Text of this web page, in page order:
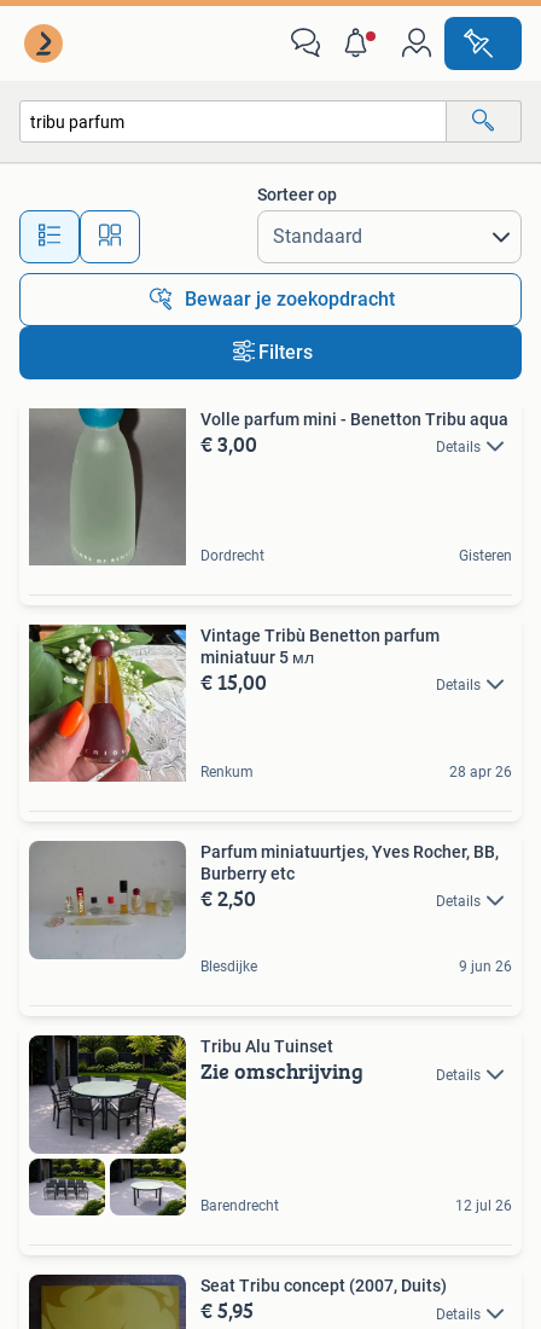
Alle afstanden…
Sorteer op
Bewaar je zoekopdracht
Filters
Volle parfum mini - Benetton Tribu aqua
€ 3,00 Details
Dordrecht Gisteren
Vintage Tribù Benetton parfum
miniatuur 5 мл
€ 15,00 Details
Renkum 28 apr 26
Parfum miniatuurtjes, Yves Rocher, BB,
Burberry etc
€ 2,50 Details
Blesdijke 9 jun 26
Tribu Alu Tuinset
Zie omschrijving Details
Barendrecht 12 jul 26
Seat Tribu concept (2007, Duits)
€ 5,95 Details